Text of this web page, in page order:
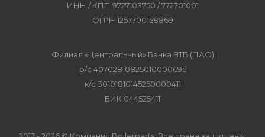
ИНН / КПП 9727103750 / 772701001
ОГРН 1257700158869
Филиал «Центральный» Банка ВТБ (ПАО)
р/с 40702810825010000695
к/с 30101810145250000411
БИК 044525411